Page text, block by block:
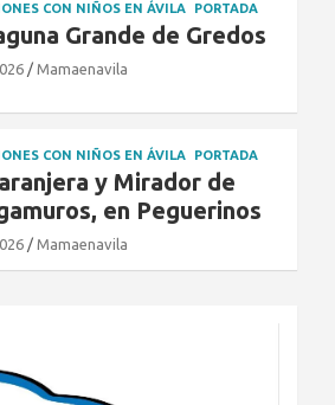
CON NIÑOS EN ÁVILA PORTADA
Grande de Gredos
Mamaenavila
CON NIÑOS EN ÁVILA PORTADA
y Mirador de
en Peguerinos
Mamaenavila